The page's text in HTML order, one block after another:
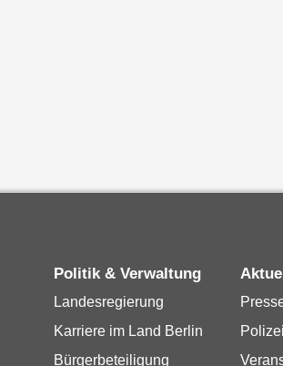
Politik & Verwaltung
Landesregierung
Karriere im Land Berlin
Bürgerbeteiligung